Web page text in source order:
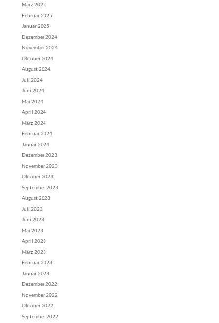
März 2025
Februar 2025
Januar 2025
Dezember 2024
November 2024
Oktober 2024
August 2024
Juli 2024
Juni 2024
Mai 2024
April 2024
März 2024
Februar 2024
Januar 2024
Dezember 2023
November 2023
Oktober 2023
September 2023
August 2023
Juli 2023
Juni 2023
Mai 2023
April 2023
März 2023
Februar 2023
Januar 2023
Dezember 2022
November 2022
Oktober 2022
September 2022